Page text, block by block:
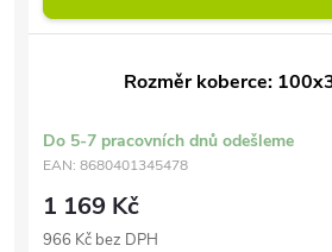
Rozměr koberce:
Do 5-7 pracovních dnů odešleme
EAN: 8680401345478
1 169 Kč
966 Kč bez DPH